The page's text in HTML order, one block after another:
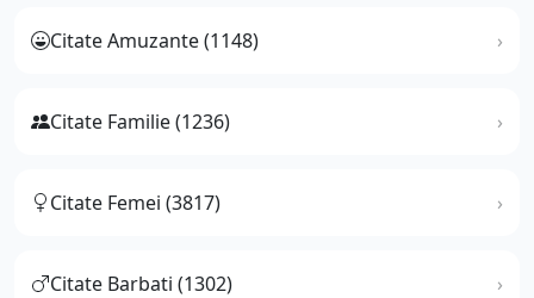
Citate Amuzante (1148)
Citate Familie (1236)
Citate Femei (3817)
Citate Barbati (1302)